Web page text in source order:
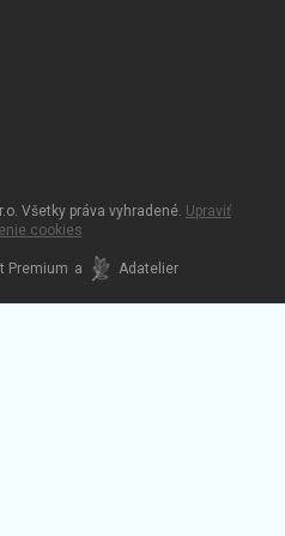
Premium a Adatelier
. Všetky práva vyhradené. Upraviť
cookies